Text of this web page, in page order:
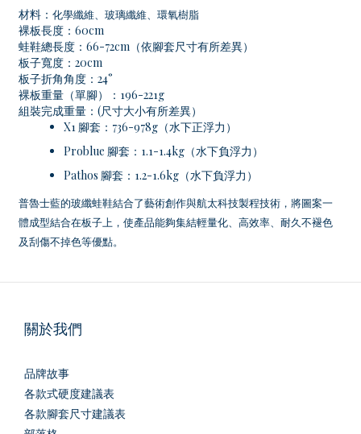
材料： 化學纖維、玻璃纖維、環氧樹脂
裸板長度：60cm
蛙鞋總長度：66-72cm（依腳套尺寸有所差異）
板子寬度：20cm
板子折角角度：24°
裸板重量（單腳）：196-221g
組裝完成重量：(尺寸大小有所差異）
X1 腳套：736-978g（水下正浮力）
Problue 腳套：1.1-1.4kg（水下負浮力）
Pathos 腳套：1.2-1.6kg（水下負浮力）
普魯士藍的玻纖蛙鞋結合了藝術創作與航太科技製程技術，將圖案一
體成型結合在板子上，使產品能夠集結輕量化、高效率、耐久不褪色
及刮傷不掉色等優點。
關於我們
品牌故事
各款式硬度建議表
各款腳套尺寸建議表